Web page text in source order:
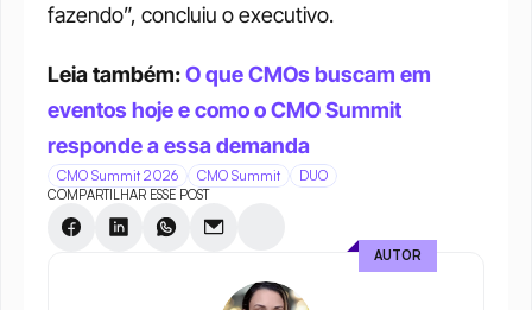
fazendo”, concluiu o executivo.
Leia também: O que CMOs buscam em
eventos hoje e como o CMO Summit
responde a essa demanda
CMO Summit 2026 CMO Summit DUO
COMPARTILHAR ESSE POST
AUTOR